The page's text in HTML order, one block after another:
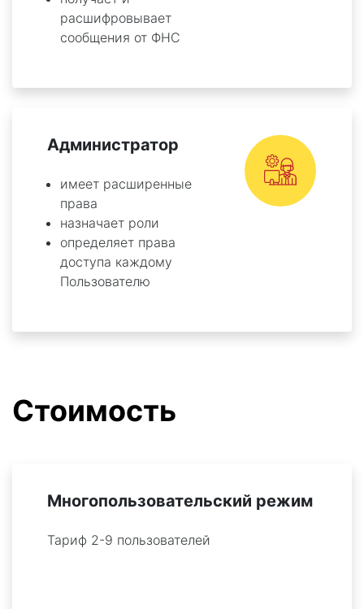
расшифровывает
сообщения от ФНС
Администратор
имеет расширенные
права
назначает роли
определяет права
доступа каждому
Пользователю
Стоимость
Многопользовательский режим
Тариф 2-9 пользователей